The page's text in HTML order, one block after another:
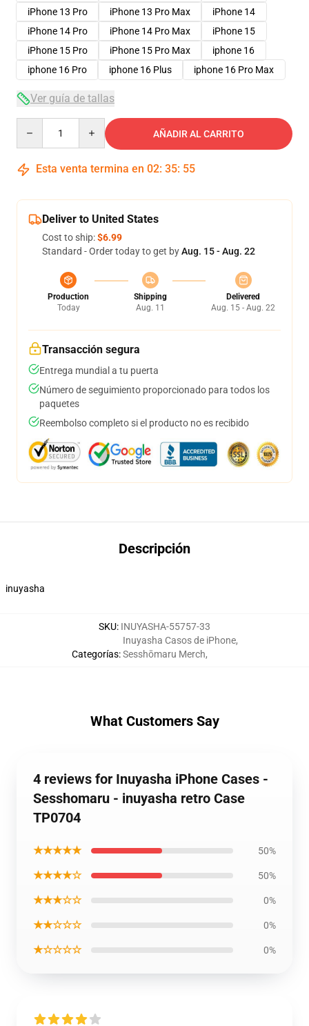
iPhone 13 Pro
iPhone 13 Pro Max
iPhone 14
iPhone 14 Pro
iPhone 14 Pro Max
iPhone 15
iPhone 15 Pro
iPhone 15 Pro Max
iphone 16
iphone 16 Pro
iphone 16 Plus iphone 16 Pro Max
Ver guía de tallas
AÑADIR AL CARRITO
Esta venta termina en 02: 35: 54
Deliver to United States
Cost to ship:$6.99
Standard - Order today to get byAug. 15 - Aug. 22
Production
Today
Shipping
Aug. 11
Delivered
Aug. 15 - Aug. 22
Transacción segura
Entrega mundial a tu puerta
Número de seguimiento proporcionado para todos los
paquetes
Reembolso completo si el producto no es recibido
Descripción
inuyasha
SKU: INUYASHA-55757-33
Categorías:
Inuyasha Casos de iPhone,
Sesshōmaru Merch,
What Customers Say
4 reviews for Inuyasha iPhone Cases -
Sesshomaru - inuyasha retro Case
TP0704
★★★★★ 50%
★★★★☆ 50%
★★★☆☆ 0%
★★☆☆☆ 0%
★☆☆☆☆ 0%